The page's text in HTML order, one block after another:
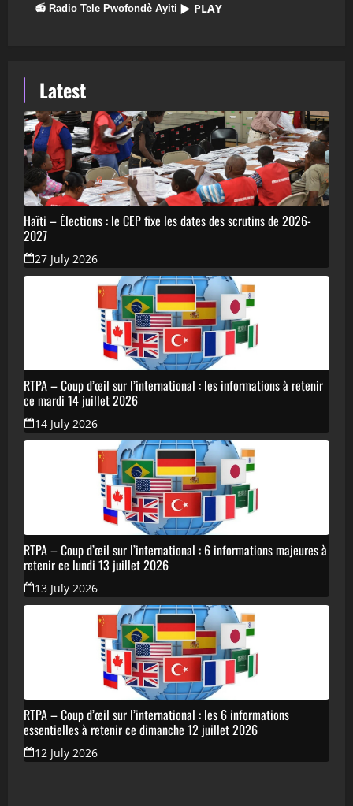
📻 Radio Tele Pwofondè Ayiti ▶ PLAY
Latest
Haïti – Élections : le CEP fixe les dates des scrutins de 2026-
2027
27 July 2026
RTPA – Coup d’œil sur l’international : les informations à retenir
ce mardi 14 juillet 2026
14 July 2026
RTPA – Coup d’œil sur l’international : 6 informations majeures à
retenir ce lundi 13 juillet 2026
13 July 2026
RTPA – Coup d’œil sur l’international : les 6 informations
essentielles à retenir ce dimanche 12 juillet 2026
12 July 2026